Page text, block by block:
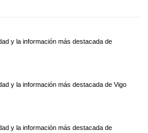
y la información más destacada de
y la información más destacada de Vigo
y la información más destacada de